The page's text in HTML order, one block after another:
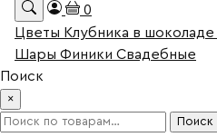
0
Цветы Клубника в шоколаде
Шары Финики Свадебные
Поиск
×
Искать: Поиск